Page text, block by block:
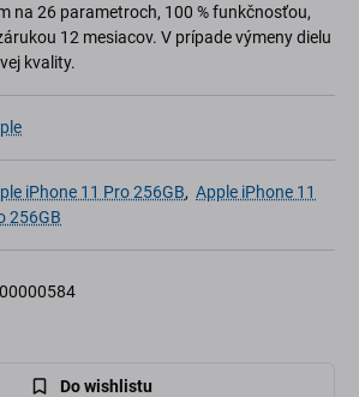
na 26 parametroch, 100 % funkčnosťou,
12 mesiacov. V prípade výmeny dielu
kvality.
iPhone 11 Pro 256GB, Apple iPhone 11
256GB
Do wishlistu